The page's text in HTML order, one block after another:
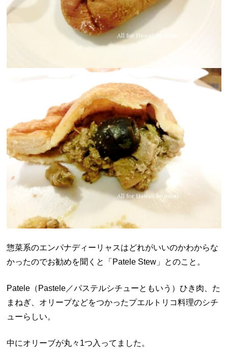
惣菜系のエンパナディーリャスはどれがいいのかわからな
かったのでお勧めを聞くと「Patele Stew」とのこと。
Patele（Pastele／パステルシチューともいう）ひき肉、た
まねぎ、オリープなどをつかったプエルトリコ料理のシチ
ューらしい。
中にオリーブが丸々1つ入ってました。